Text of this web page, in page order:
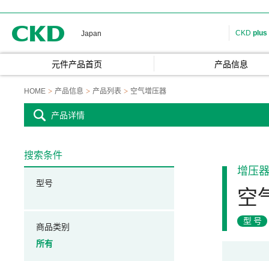
Japan CKD plus
元件产品首页 产品信息
HOME 产品信息 产品列表 空气增压器
产品详情
增压器
空
型号
搜索条件
型号
商品类别
所有